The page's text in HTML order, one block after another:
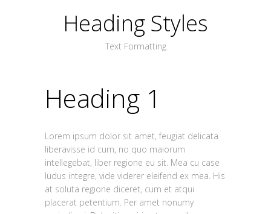
Heading Styles
Text Formatting
Heading 1
Lorem ipsum dolor sit amet, feugiat delicata
liberavisse id cum, no quo maiorum
intellegebat, liber regione eu sit. Mea cu case
ludus integre, vide viderer eleifend ex mea. His
at soluta regione diceret, cum et atqui
placerat petentium. Per amet nonumy